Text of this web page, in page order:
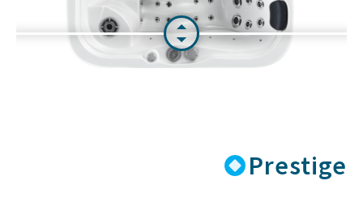
Prestige
Kakve kolačiće koristi Aquaestil
stranica i zašto
Privremeni kolačići (Session cookies) - to su
privremeni kolačići koji ističu (i automatski se
Trajni kolačići (Persistent cookies) - ti obično